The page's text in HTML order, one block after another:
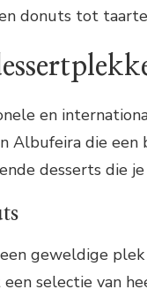
donuts tot
en
Albufeira die een
desserts die
geweldige
selectie van